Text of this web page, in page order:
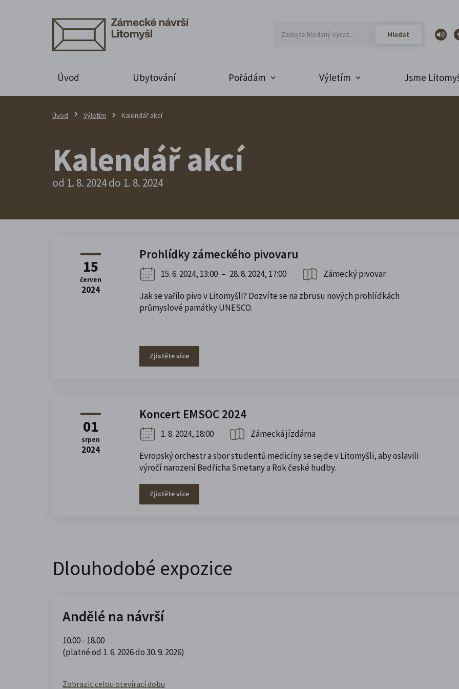
Úvod Ubytování Pořádám Výletím Jsme
Úvod Výletím Kalendář akcí
Kalendář akcí
od 1. 8. 2024 do 1. 8. 2024
15
červen
2024
Prohlídky zámeckého pivovaru
15. 6. 2024, 13:00 – 28. 8. 2024, 17:00
Zámecký pivovar
Jak se vařilo pivo v Litomyšli? Dozvíte se na zbrusu nových prohlídkách
průmyslové památky UNESCO.
Zjistěte více
01
srpen
2024
Koncert EMSOC 2024
1. 8. 2024, 18:00
Zámecká jízdárna
Evropský orchestr a sbor studentů medicíny se sejde v Litomyšli, aby oslavili
výročí narození Bedřicha Smetany a Rok české hudby.
Zjistěte více
Dlouhodobé expozice
Andělé na návrší
10.00 - 18.00
(platné od 1. 6. 2026 do 30. 9. 2026)
Zobrazit celou otevírací dobu